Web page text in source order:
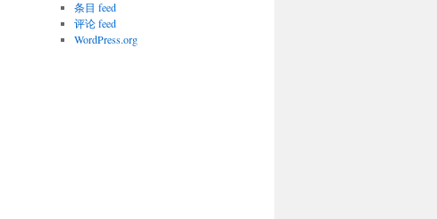
条目 feed
评论 feed
WordPress.org